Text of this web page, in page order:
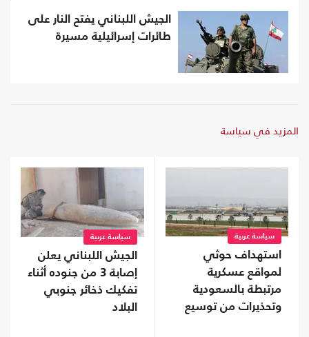
الجيش اللبناني يفتح النار على
طائرات إسرائيلية مسيرة
المزيد في سياسة
سياسة عربية
استهداف حوثي
لمواقع عسكرية
مرتبطة بالسعودية
وتحذيرات من توسيع
سياسة عربية
الجيش اللبناني يعلن
إصابة 3 من جنوده أثناء
تفكيك ذخائر جنوبي
البلاد